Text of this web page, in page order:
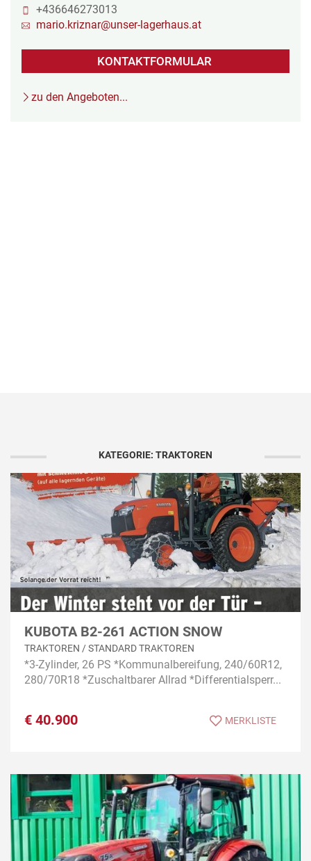
+436646273013
mario.kriznar@unser-lagerhaus.at
KONTAKTFORMULAR
zu den Angeboten...
KATEGORIE: TRAKTOREN
KUBOTA B2-261 ACTION SNOW
TRAKTOREN / STANDARD TRAKTOREN
*3-Zylinder, 26 PS *Kommunalbereifung, 240/60R12,
280/70R18 *Zuschaltbarer Allrad *Differentialsperr...
€ 40.900 MERKLISTE